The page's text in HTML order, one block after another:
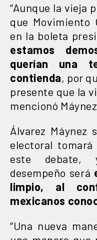
“Aunque la vieja
que Movimiento
en la boleta
estamos
querían una
contienda, por
presente que la
mencionó Máynez.
Álvarez Máynez
electoral
este debate,
desempeño será
limpio, al
mexicanos
“Una nueva